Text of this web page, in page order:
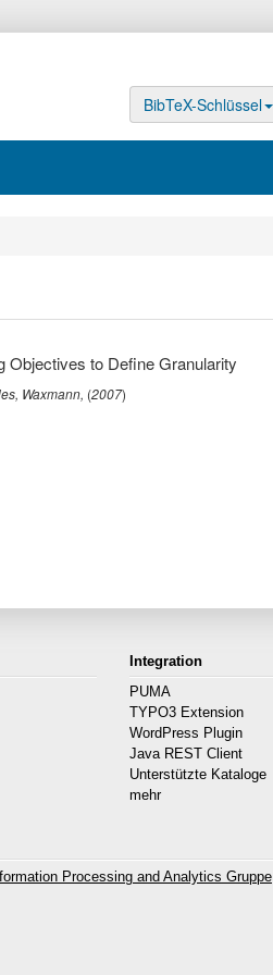
BibTeX-Schlüssel
Objectives to Define Granularity
, Waxmann, (2007)
Integration
PUMA
TYPO3 Extension
WordPress Plugin
Java REST Client
Unterstützte Kataloge
mehr
Processing and Analytics Gruppe